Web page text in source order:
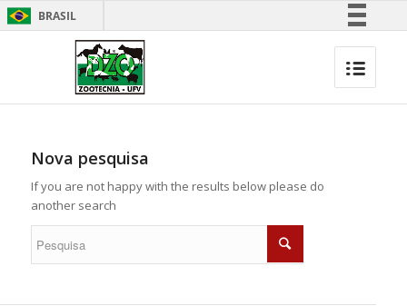
BRASIL
Canais
Nova pesquisa
If you are not happy with the results below please do
another search